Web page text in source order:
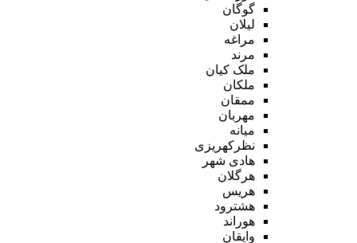
گوگان
لیلان
مراغه
مرند
ملک کیان
ملکان
ممقان
مهربان
میانه
نظرکهریزی
هادی شهر
هرگلان
هریس
هشترود
هوراند
وایقان